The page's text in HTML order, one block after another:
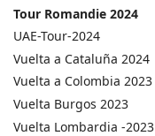
Tour Romandie 2024
UAE-Tour-2024
Vuelta a Cataluña 2024
Vuelta a Colombia 2023
Vuelta Burgos 2023
Vuelta Lombardia -2023